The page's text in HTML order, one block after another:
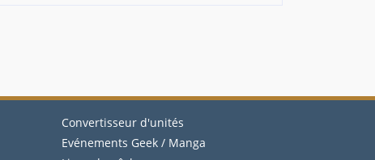
Convertisseur d'unités
Evénements Geek / Manga